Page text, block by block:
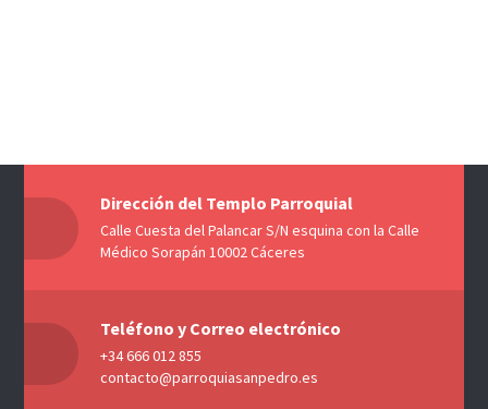
Dirección del Templo Parroquial
Calle Cuesta del Palancar S/N esquina con la Calle
Médico Sorapán 10002 Cáceres
Teléfono y Correo electrónico
+34 666 012 855
contacto@parroquiasanpedro.es